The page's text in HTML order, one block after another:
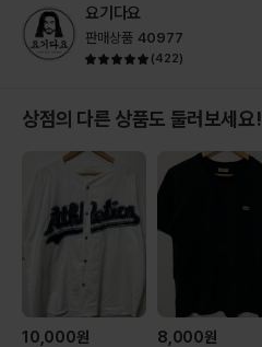
요기다요
판매상품 40977
(422)
상점의 다른 상품도 둘러보세요!
10,000원 8,000원